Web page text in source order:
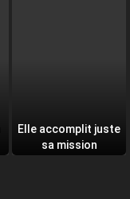
Elle accomplit juste
sa mission